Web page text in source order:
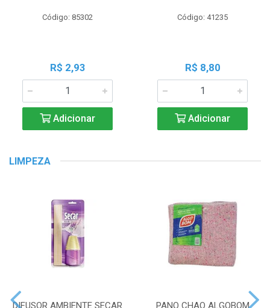
Código: 85302
R$ 2,93
Adicionar
Código: 41235
R$ 8,80
Adicionar
LIMPEZA
DIFUSOR AMBIENTE SECAR PANO CHAO ALGOBOM